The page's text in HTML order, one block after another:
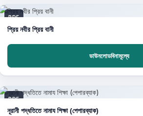
PDF
প্রিয় নবীর প্রিয় বানী
ডাউনলোডবিনামূল্যে
PDF
নূরানী পদ্ধতিতে নামায শিক্ষা (পেপারব্যাক)